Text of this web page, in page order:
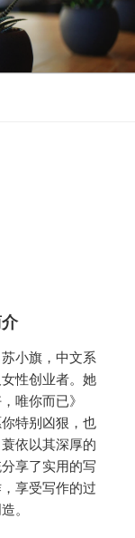
小旗，中文系
性创业者。她
唯你而已》
特别凶狠，也
依以其深厚的
享了实用的写
享受写作的过
。